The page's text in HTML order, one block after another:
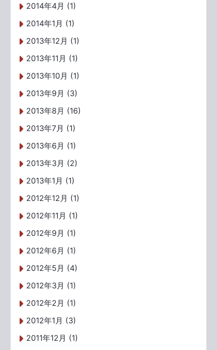
2014年4月 (1)
2014年1月 (1)
2013年12月 (1)
2013年11月 (1)
2013年10月 (1)
2013年9月 (3)
2013年8月 (16)
2013年7月 (1)
2013年6月 (1)
2013年3月 (2)
2013年1月 (1)
2012年12月 (1)
2012年11月 (1)
2012年9月 (1)
2012年6月 (1)
2012年5月 (4)
2012年3月 (1)
2012年2月 (1)
2012年1月 (3)
2011年12月 (1)